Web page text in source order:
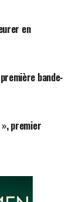
en
bande-
premier